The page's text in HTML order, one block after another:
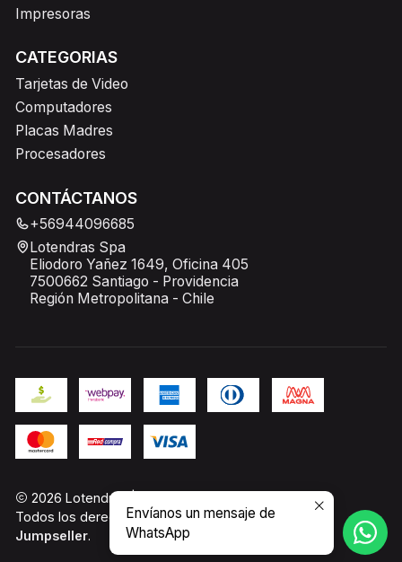
Impresoras
CATEGORIAS
Tarjetas de Video
Computadores
Placas Madres
Procesadores
CONTÁCTANOS
+56944096685
Lotendras Spa
Eliodoro Yañez 1649, Oficina 405
7500662 Santiago - Providencia
Región Metropolitana - Chile
2026 Lotendras | PC Gamer Chile.
Todos los derechos reservados.Desarrollado por
Jumpseller.
Envíanos un mensaje de
WhatsApp